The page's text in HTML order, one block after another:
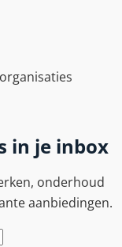
in je inbox
onderhoud
aanbiedingen.